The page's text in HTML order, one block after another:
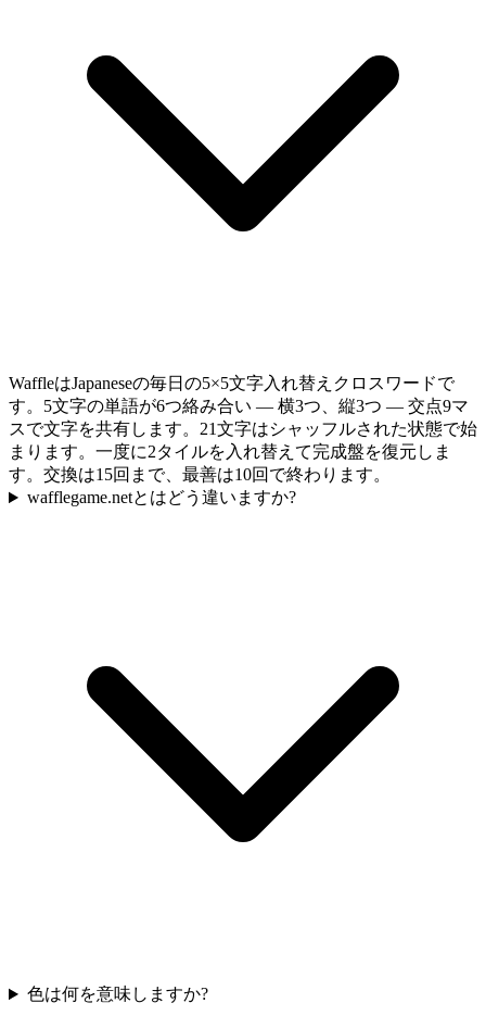
WaffleはJapaneseの毎日の5×5文字入れ替えクロスワードで
す。5文字の単語が6つ絡み合い — 横3つ、縦3つ — 交点9マ
スで文字を共有します。21文字はシャッフルされた状態で始
まります。一度に2タイルを入れ替えて完成盤を復元しま
す。交換は15回まで、最善は10回で終わります。
wafflegame.netとはどう違いますか?
色は何を意味しますか?